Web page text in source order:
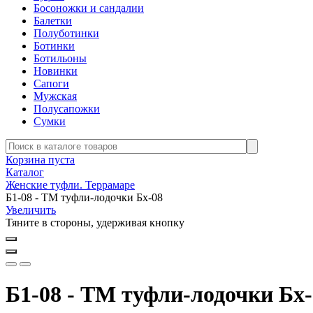
Босоножки и сандалии
Балетки
Полуботинки
Ботинки
Ботильоны
Новинки
Сапоги
Мужская
Полусапожки
Сумки
Корзина пуста
Каталог
Женские туфли. Террамаре
Б1-08 - ТМ туфли-лодочки Бх-08
Увеличить
Тяните в стороны, удерживая кнопку
Б1-08 - ТМ туфли-лодочки